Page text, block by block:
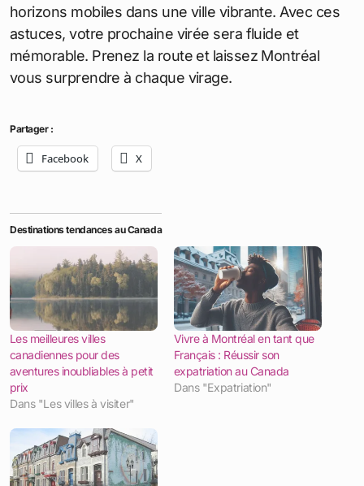
horizons mobiles dans une ville vibrante. Avec ces
astuces, votre prochaine virée sera fluide et
mémorable. Prenez la route et laissez Montréal
vous surprendre à chaque virage.
Partager :
Facebook X
Destinations tendances au Canada
Les meilleures villes
canadiennes pour des
aventures inoubliables à petit
prix
Dans "Les villes à visiter"
Vivre à Montréal en tant que
Français : Réussir son
expatriation au Canada
Dans "Expatriation"